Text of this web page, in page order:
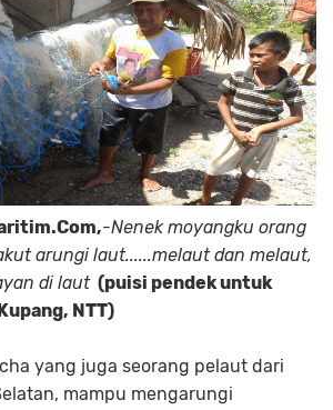
-Nenek moyangku orang
arungi laut......melaut dan melaut,
di laut (puisi pendek untuk
NTT)
yang juga seorang pelaut dari
mampu mengarungi